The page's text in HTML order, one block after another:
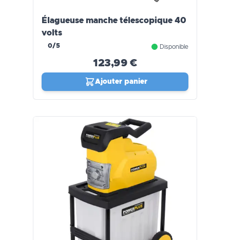
Élagueuse manche télescopique 40
volts
0/5 Disponible
123,99 €
Ajouter panier